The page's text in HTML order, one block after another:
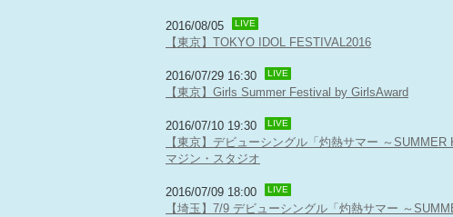
2016/08/05 LIVE
【東京】TOKYO IDOL FESTIVAL2016
2016/07/29 16:30 LIVE
【東京】Girls Summer Festival by GirlsAward
2016/07/10 19:30 LIVE
【東京】デビューシングル「灼熱サマー ～
マジン・スタジオ
2016/07/09 18:00 LIVE
【埼玉】7/9 デビューシングル「灼熱サマー ～